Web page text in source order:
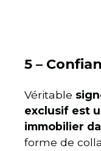
5 –
Véritable
exclusif est
immobilier
forme de